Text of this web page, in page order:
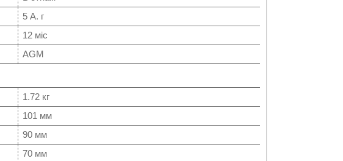
5 А. г
12 міс
AGM
1.72 кг
101 мм
90 мм
70 мм